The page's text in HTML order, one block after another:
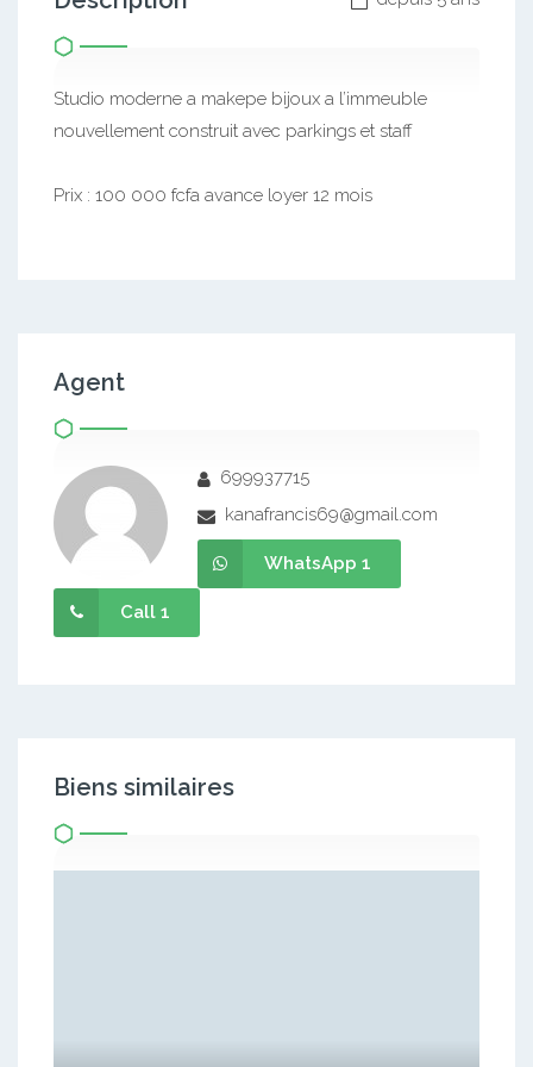
Studio moderne a makepe bijoux a l’immeuble
nouvellement construit avec parkings et staff
Prix : 100 000 fcfa avance loyer 12 mois
Agent
699937715
kanafrancis69@gmail.com
WhatsApp 1
Call 1
Biens similaires